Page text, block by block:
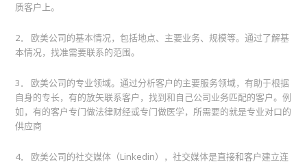
质客户上。
2． 欧美公司的基本情况，包括地点、主要业务、规模等。通过了解基
本情况，找准需要联系的范围。
3． 欧美公司的专业领域。通过分析客户的主要服务领域，有助于根据
自身的专长，有的放矢联系客户，找到和自己公司业务匹配的客户。例
如，有的客户专门做法律财经或专门做医学，所需要的就是专业对口的
供应商
4． 欧美公司的社交媒体（Linkedin），社交媒体是直接和客户建立连